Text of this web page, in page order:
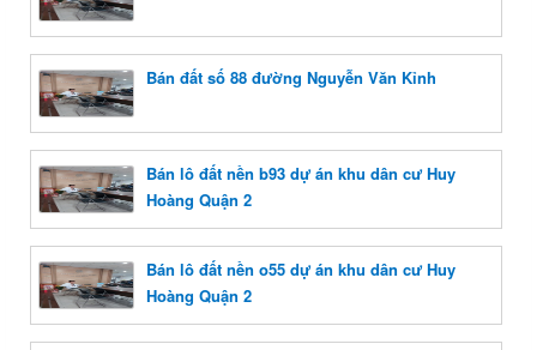
Bán đất số 88 đường Nguyễn Văn Kỉnh
Bán lô đất nền b93 dự án khu dân cư Huy
Hoàng Quận 2
Bán lô đất nền o55 dự án khu dân cư Huy
Hoàng Quận 2